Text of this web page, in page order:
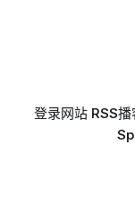
登录网站 RSS播